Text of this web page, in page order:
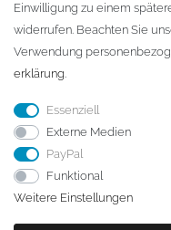
info@dach-teufel.de
Einwilligung zu einem
widerrufen. Beachten Sie
Verwendung
erklärung.
Essenziell
Externe Medien
PayPal
Funktional
Weitere Einstellungen